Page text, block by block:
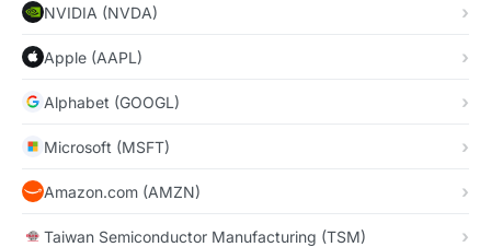
NVIDIA (NVDA)
Apple (AAPL)
Alphabet (GOOGL)
Microsoft (MSFT)
Amazon.com (AMZN)
Taiwan Semiconductor Manufacturing (TSM)